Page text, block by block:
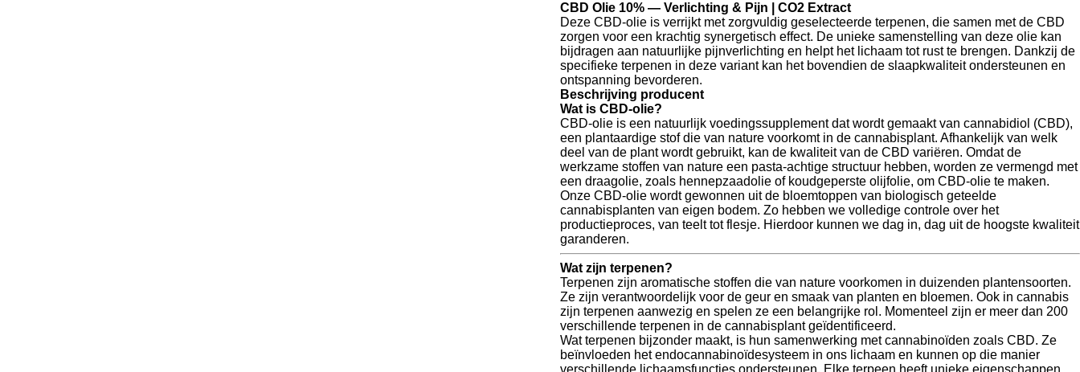
CBD Olie 10% — Verlichting & Pijn | CO2 Extract
Deze CBD-olie is verrijkt met zorgvuldig geselecteerde terpenen, die samen met de CBD
zorgen voor een krachtig synergetisch effect. De unieke samenstelling van deze olie kan
bijdragen aan natuurlijke pijnverlichting en helpt het lichaam tot rust te brengen. Dankzij de
specifieke terpenen in deze variant kan het bovendien de slaapkwaliteit ondersteunen en
ontspanning bevorderen.
Beschrijving producent
Wat is CBD-olie?
CBD-olie is een natuurlijk voedingssupplement dat wordt gemaakt van cannabidiol (CBD),
een plantaardige stof die van nature voorkomt in de cannabisplant. Afhankelijk van welk
deel van de plant wordt gebruikt, kan de kwaliteit van de CBD variëren. Omdat de
werkzame stoffen van nature een pasta-achtige structuur hebben, worden ze vermengd met
een draagolie, zoals hennepzaadolie of koudgeperste olijfolie, om CBD-olie te maken.
Onze CBD-olie wordt gewonnen uit de bloemtoppen van biologisch geteelde
cannabisplanten van eigen bodem. Zo hebben we volledige controle over het
productieproces, van teelt tot flesje. Hierdoor kunnen we dag in, dag uit de hoogste kwaliteit
garanderen.
Wat zijn terpenen?
Terpenen zijn aromatische stoffen die van nature voorkomen in duizenden plantensoorten.
Ze zijn verantwoordelijk voor de geur en smaak van planten en bloemen. Ook in cannabis
zijn terpenen aanwezig en spelen ze een belangrijke rol. Momenteel zijn er meer dan 200
verschillende terpenen in de cannabisplant geïdentificeerd.
Wat terpenen bijzonder maakt, is hun samenwerking met cannabinoïden zoals CBD. Ze
beïnvloeden het endocannabinoïdesysteem in ons lichaam en kunnen op die manier
verschillende lichaamsfuncties ondersteunen. Elke terpeen heeft unieke eigenschappen